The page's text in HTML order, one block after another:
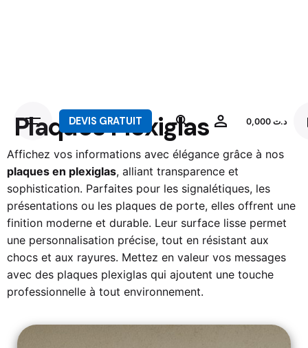
DEVIS GRATUIT د.ت0,000
Plaques Plexiglas
Affichez vos informations avec élégance grâce à nos
plaques en plexiglas, alliant transparence et
sophistication. Parfaites pour les signalétiques, les
présentations ou les plaques de porte, elles offrent une
finition moderne et durable. Leur surface lisse permet
une personnalisation précise, tout en résistant aux
chocs et aux rayures. Mettez en valeur vos messages
avec des plaques plexiglas qui ajoutent une touche
professionnelle à tout environnement.